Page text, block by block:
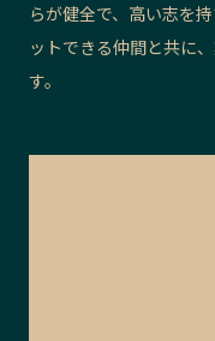
らが健全で、高い志を
ットできる仲間と共に
す。